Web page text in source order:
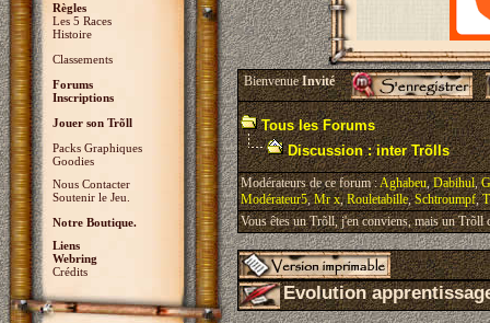
Règles
Les 5 Races
Histoire
Classements
Forums
Inscriptions
Jouer son Trõll
Packs Graphiques
Goodies
Nous Contacter
Soutenir le Jeu.
Notre Boutique.
Liens
Webring
Crédits
BienvenueInvité
Tous les Forums
Discussion : inter Trõlls
Modérateurs de ce forum :Aghabeu,Dabihul,
Modérateur5,Mr x,Rouletabille,Schtroumpf,
Vous êtes un Trõll, j'en conviens, mais un Trõll
Evolution